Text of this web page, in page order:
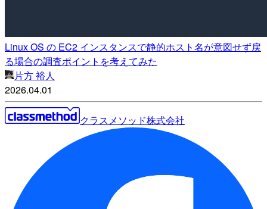
Linux OS の EC2 インスタンスで静的ホスト名が意図せず戻
る場合の調査ポイントを考えてみた
片方 裕人
2026.04.01
クラスメソッド株式会社